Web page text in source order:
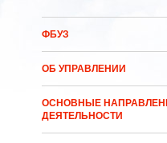
ФБУЗ
ОБ УПРАВЛЕНИИ
ОСНОВНЫЕ
ДЕЯТЕЛЬНОСТИ